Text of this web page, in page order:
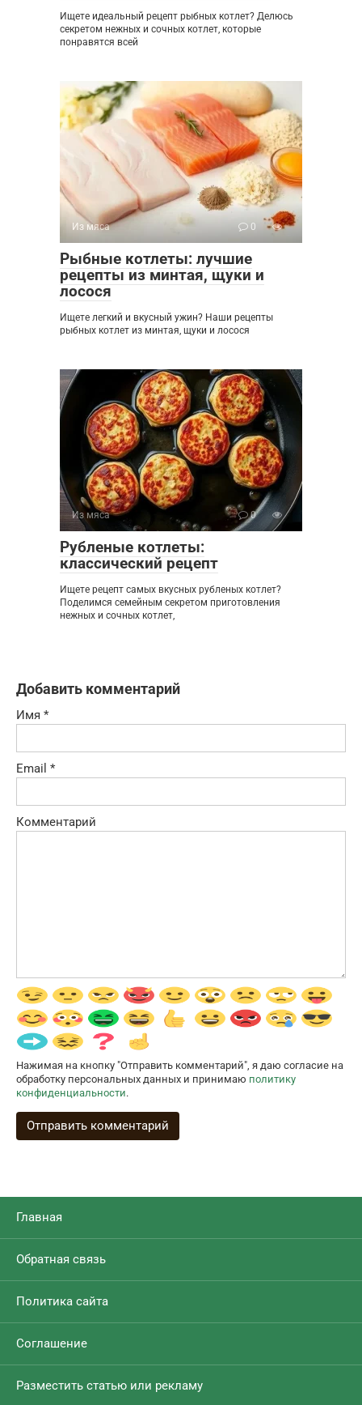
Ищете идеальный рецепт рыбных котлет? Делюсь
секретом нежных и сочных котлет, которые
понравятся всей
Из мяса 0
Рыбные котлеты: лучшие
рецепты из минтая, щуки и
лосося
Ищете легкий и вкусный ужин? Наши рецепты
рыбных котлет из минтая, щуки и лосося
Из мяса 0
Рубленые котлеты:
классический рецепт
Ищете рецепт самых вкусных рубленых котлет?
Поделимся семейным секретом приготовления
нежных и сочных котлет,
Добавить комментарий
Имя *
Email *
Комментарий
Нажимая на кнопку "Отправить комментарий", я даю согласие на
обработку персональных данных и принимаю политику
конфиденциальности.
Главная
Обратная связь
Политика сайта
Соглашение
Разместить статью или рекламу